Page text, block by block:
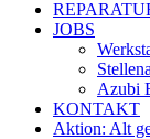
JOBS
Azubi
KONTAKT
Aktion: Alt